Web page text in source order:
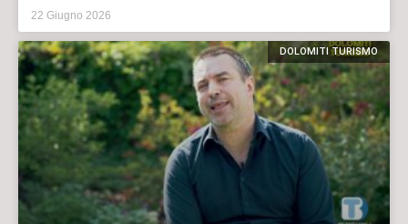
22 Giugno 2026
DOLOMITI TURISMO